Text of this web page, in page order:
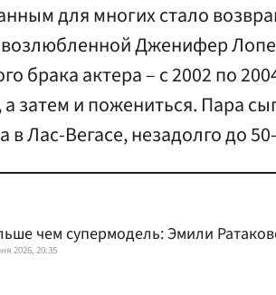
для многих стало
Дженифер
брака актера – с 2002 по
а затем и пожениться. Пара
в Лас-Вегасе, незадолго до
чем супермодель: Эмили
2026, 20:35